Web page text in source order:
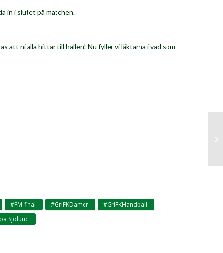
in i slutet på matchen.
att ni alla hittar till hallen! Nu fyller vi läktarna i vad som
#FM-final #GrIFKDamer #GrIFKHandball
Sjölund